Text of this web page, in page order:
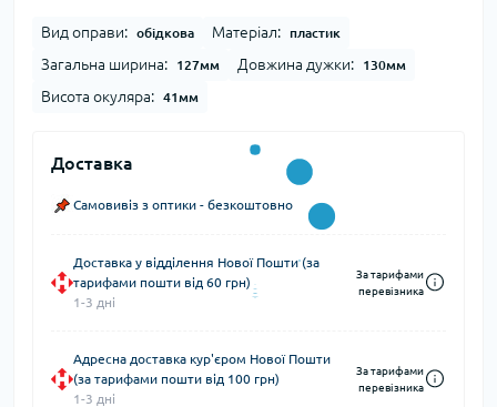
Вид оправи: обідкова Матеріал: пластик
Загальна ширина: 127мм Довжина дужки: 130мм
Висота окуляра: 41мм
Доставка
Самовивіз з оптики - безкоштовно
Доставка у відділення Нової Пошти (за
тарифами пошти від 60 грн)
1-3 дні
За тарифами
перевізника
Адресна доставка кур'єром Нової Пошти
(за тарифами пошти від 100 грн)
1-3 дні
За тарифами
перевізника